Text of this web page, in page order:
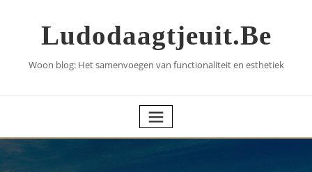
Ludodaagtjeuit.be
Woon blog: Het samenvoegen van functionaliteit en esthetiek